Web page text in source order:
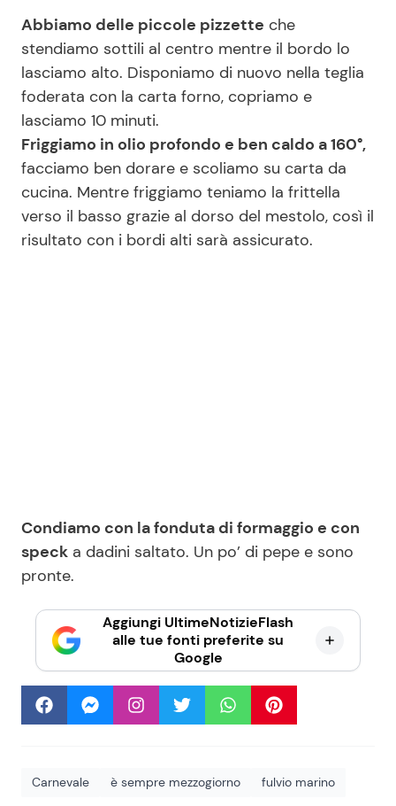
Abbiamo delle piccole pizzette che
stendiamo sottili al centro mentre il bordo lo
lasciamo alto. Disponiamo di nuovo nella teglia
foderata con la carta forno, copriamo e
lasciamo 10 minuti.
Friggiamo in olio profondo e ben caldo a 160°,
facciamo ben dorare e scoliamo su carta da
cucina. Mentre friggiamo teniamo la frittella
verso il basso grazie al dorso del mestolo, così il
risultato con i bordi alti sarà assicurato.
Condiamo con la fonduta di formaggio e con
speck a dadini saltato. Un po’ di pepe e sono
pronte.
Aggiungi UltimeNotizieFlash
alle tue fonti preferite su
Google
Carnevale è sempre mezzogiorno fulvio marino